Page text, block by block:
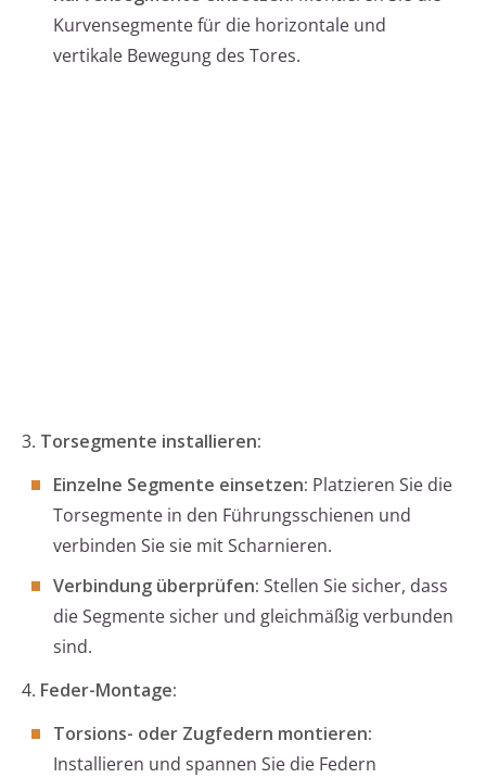
Kurvensegmente für die horizontale und
vertikale Bewegung des Tores.
3. Torsegmente installieren:
Einzelne Segmente einsetzen: Platzieren Sie die
Torsegmente in den Führungsschienen und
verbinden Sie sie mit Scharnieren.
Verbindung überprüfen: Stellen Sie sicher, dass
die Segmente sicher und gleichmäßig verbunden
sind.
4. Feder-Montage:
Torsions- oder Zugfedern montieren:
Installieren und spannen Sie die Federn